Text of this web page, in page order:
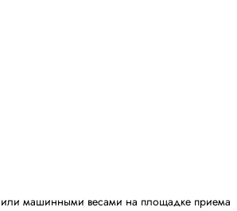
машинными весами на площадке приема